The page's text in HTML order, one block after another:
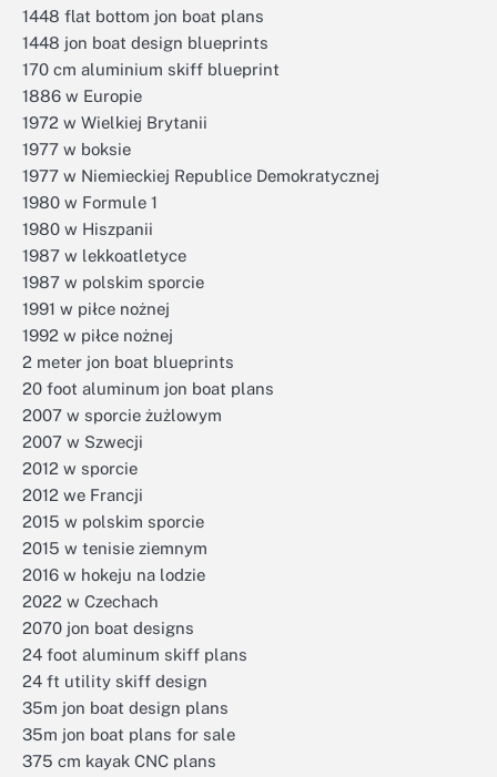
1448 flat bottom jon boat plans
1448 jon boat design blueprints
170 cm aluminium skiff blueprint
1886 w Europie
1972 w Wielkiej Brytanii
1977 w boksie
1977 w Niemieckiej Republice Demokratycznej
1980 w Formule 1
1980 w Hiszpanii
1987 w lekkoatletyce
1987 w polskim sporcie
1991 w piłce nożnej
1992 w piłce nożnej
2 meter jon boat blueprints
20 foot aluminum jon boat plans
2007 w sporcie żużlowym
2007 w Szwecji
2012 w sporcie
2012 we Francji
2015 w polskim sporcie
2015 w tenisie ziemnym
2016 w hokeju na lodzie
2022 w Czechach
2070 jon boat designs
24 foot aluminum skiff plans
24 ft utility skiff design
35m jon boat design plans
35m jon boat plans for sale
375 cm kayak CNC plans